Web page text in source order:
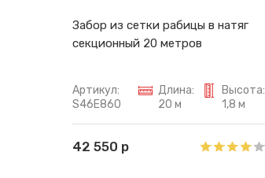
Забор из сетки рабицы в натяг
секционный 20 метров
Артикул:
S46E860
Длина:
20 м
Высота:
1,8 м
42 550 р